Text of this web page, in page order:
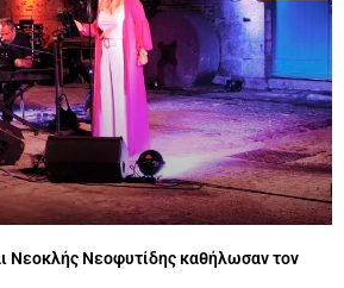
Νεοκλής Νεοφυτίδης καθήλωσαν τον